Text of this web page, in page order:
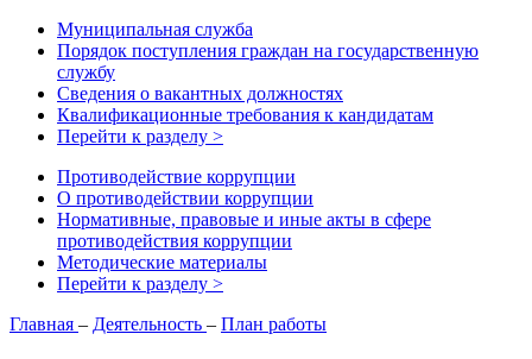
Муниципальная служба
Порядок поступления граждан на государственную
службу
Сведения о вакантных должностях
Квалификационные требования к кандидатам
Перейти к разделу >
Противодействие коррупции
О противодействии коррупции
Нормативные, правовые и иные акты в сфере
противодействия коррупции
Методические материалы
Перейти к разделу >
Главная – Деятельность – План работы